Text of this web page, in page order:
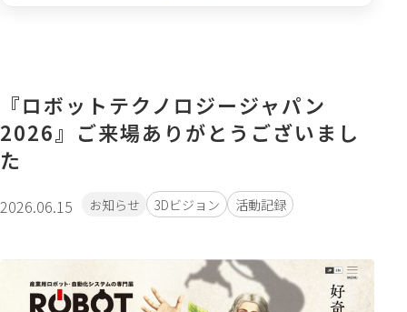
お知らせ
コラム
3Dビジョン AIピッキング
『ロボットテクノロジージャパン
2026』ご来場ありがとうございまし
た
2026.06.15 お知らせ 3Dビジョン 活動記録